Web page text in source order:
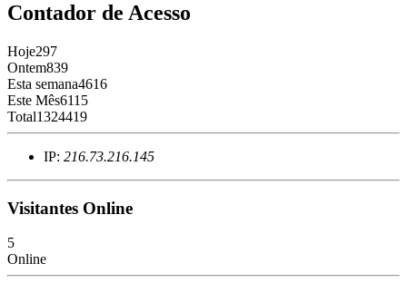
Contador de Acesso
Hoje297
Ontem839
Esta semana4616
Este Mês6115
Total1324419
IP: 216.73.216.145
Visitantes Online
5
Online